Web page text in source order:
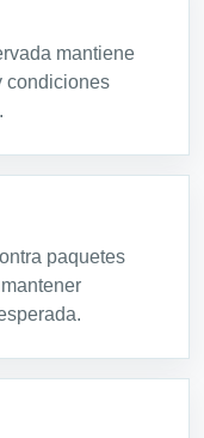
mantiene
condiciones
paquetes